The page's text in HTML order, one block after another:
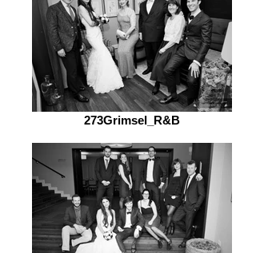
273Grimsel_R&B